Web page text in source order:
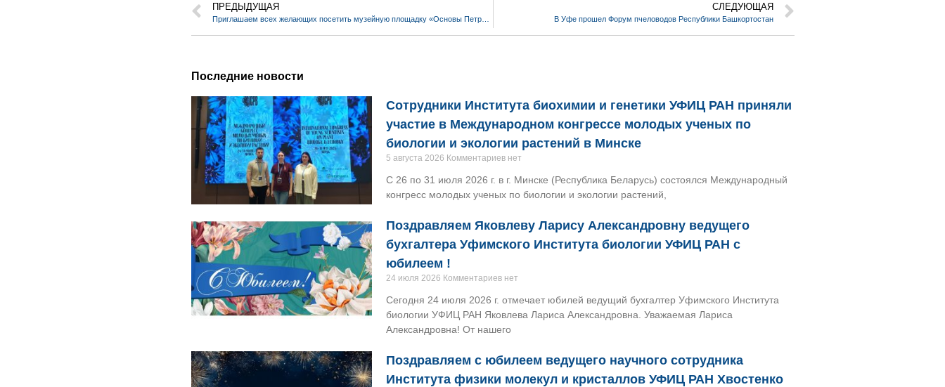
ПРЕДЫДУЩАЯ СЛЕДУЮЩАЯ
В Уфе прошел Форум пчеловодов Республики Башкортостан
Последние новости
Сотрудники Института биохимии и генетики УФИЦ РАН приняли
участие в Международном конгрессе молодых ученых по
биологии и экологии растений в Минске
5 августа 2026 Комментариев нет
С 26 по 31 июля 2026 г. в г. Минске (Республика Беларусь) состоялся Международный
конгресс молодых ученых по биологии и экологии растений,
Поздравляем Яковлеву Ларису Александровну ведущего
бухгалтера Уфимского Института биологии УФИЦ РАН с
юбилеем !
24 июля 2026 Комментариев нет
Сегодня 24 июля 2026 г. отмечает юбилей ведущий бухгалтер Уфимского Института
биологии УФИЦ РАН Яковлева Лариса Александровна. Уважаемая Лариса
Александровна! От нашего
Поздравляем с юбилеем ведущего научного сотрудника
Института физики молекул и кристаллов УФИЦ РАН Хвостенко